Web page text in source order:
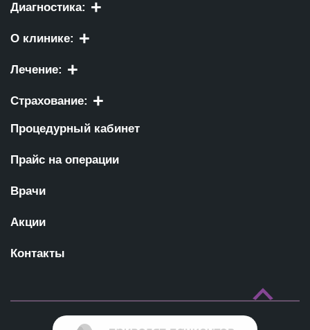
Диагностика:
О клинике:
Лечение:
Страхование:
Процедурный кабинет
Прайс на операции
Врачи
Акции
Контакты